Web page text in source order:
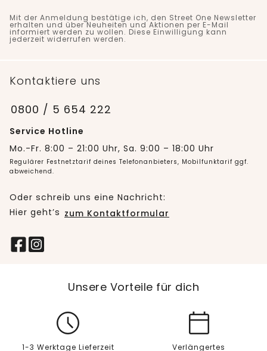
Mit der Anmeldung bestätige ich, den Street One Newsletter
erhalten und über Neuheiten und Aktionen per E-Mail
informiert werden zu wollen. Diese Einwilligung kann
jederzeit widerrufen werden.
Kontaktiere uns
0800 / 5 654 222
Service Hotline
Mo.-Fr. 8:00 – 21:00 Uhr, Sa. 9:00 – 18:00 Uhr
Regulärer Festnetztarif deines Telefonanbieters, Mobilfunktarif ggf.
abweichend.
Oder schreib uns eine Nachricht:
Hier geht’s zum Kontaktformular
Unsere Vorteile für dich
1-3 Werktage Lieferzeit
Verlängertes